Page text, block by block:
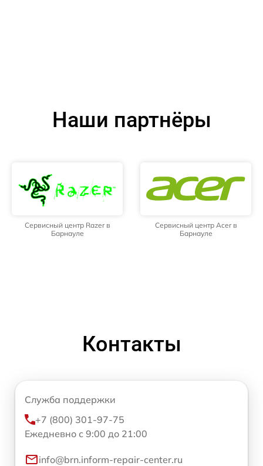
Наши партнёры
Сервисный центр Razer в
Барнауле
Сервисный центр Acer в
Барнауле
Контакты
Служба поддержки
+7 (800) 301-97-75
Ежедневно с 9:00 до 21:00
info@brn.inform-repair-center.ru